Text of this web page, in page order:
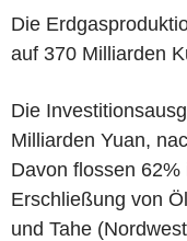
Die
auf 370 Milliarden
Die
Milliarden Yuan,
Davon flossen
Erschließung von
und Tahe